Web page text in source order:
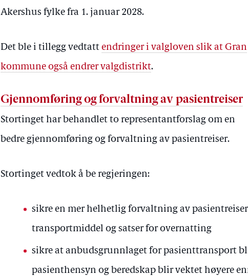
Akershus fylke fra 1. januar 2028.
Det ble i tillegg vedtattendringer i valgloven slik at Gran
kommune også endrer valgdistrikt.
Gjennomføring og forvaltning av pasientreiser
Stortinget har behandlet to representantforslag om en
bedre gjennomføring og forvaltning av pasientreiser.
Stortinget vedtok å be regjeringen:
sikre en mer helhetlig forvaltning av
transportmiddel og satser for overnatting
sikre at anbudsgrunnlaget for pasienttransport
pasienthensyn og beredskap blir vektet høyere